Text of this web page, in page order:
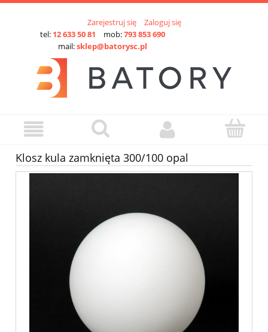
Zarejestruj się
Zaloguj się
tel: 12 633 50 81 mob:793 853 690
mail:sklep@batorysc.pl
Klosz kula zamknięta 300/100 opal